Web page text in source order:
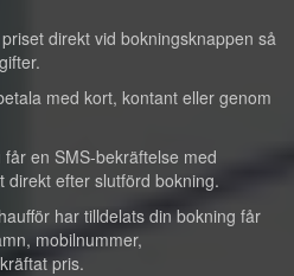
direkt vid bokningsknappen så
med kort, kontant eller genom
en SMS-bekräftelse med
direkt efter slutförd bokning.
har tilldelats din bokning får
mobilnummer,
pris.